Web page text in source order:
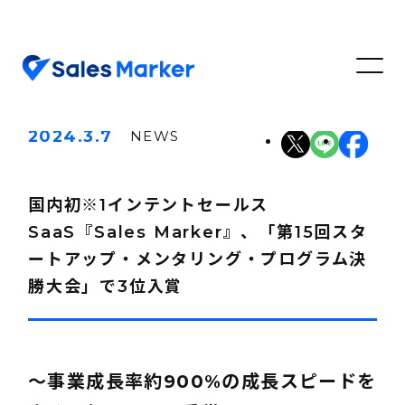
2024.3.7 NEWS
国内初※1インテントセールス
SaaS『Sales Marker』、「第15回スタ
ートアップ・メンタリング・プログラム決
勝大会」で3位入賞
～事業成長率約900%の成長スピードを